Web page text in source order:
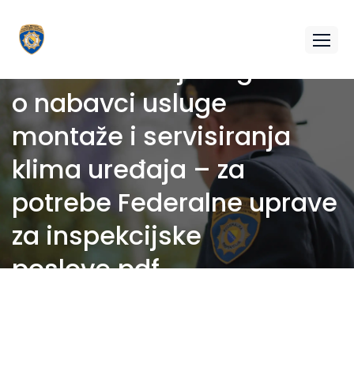
Odluka o dodjeli ugovora
o nabavci usluge
montaže i servisiranja
klima uređaja – za
potrebe Federalne uprave
za inspekcijske
poslove.pdf